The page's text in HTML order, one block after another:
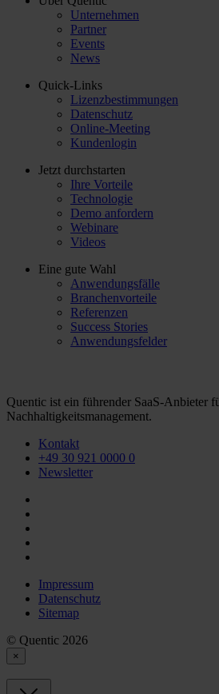
Unternehmen
Partner
Events
News
Quick-Links
Lizenzbestimmungen
Datenschutz
Online-Meeting
Kundenlogin
Jetzt durchstarten
Ihre Vorteile
Technologie
Demo anfordern
Webinare
Videos
Eine gute Wahl
Anwendungsfälle
Branchenvorteile
Referenzen
Success Stories
Anwendungsfelder
Quentic ist ein führender SaaS-Anbieter
Nachhaltigkeitsmanagement.
Kontakt
+49 30 921 0000 0
Newsletter
Impressum
Datenschutz
Sitemap
© Quentic 2026
×